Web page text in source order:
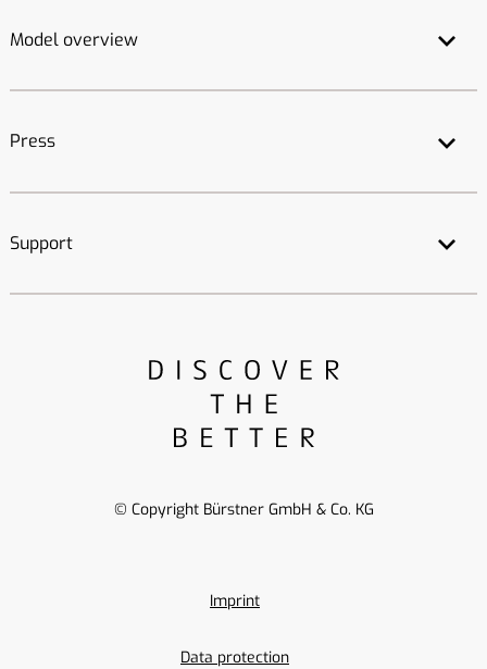
Model overview
Press
Support
Imprint
Data protection
© Copyright Bürstner GmbH & Co. KG